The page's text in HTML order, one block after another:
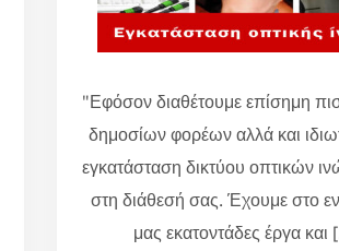
"Εφόσον διαθέτουμε επίσημη
δημοσίων φορέων αλλά και
εγκατάσταση δικτύου οπτικών
στη διάθεσή σας. Έχουμε στο
μας εκατοντάδες έργα και